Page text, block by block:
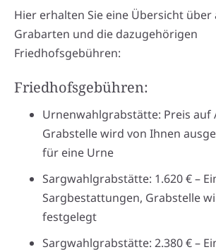
Hier erhalten Sie eine Übersicht
Grabarten und die dazugehörigen
Friedhofsgebühren:
Friedhofsgebühren:
Urnenwahlgrabstätte: Preis auf
Grabstelle wird von Ihnen
für eine Urne
Sargwahlgrabstätte: 1.620 € –
Sargbestattungen, Grabstelle
festgelegt
Sargwahlgrabstätte: 2.380 € –